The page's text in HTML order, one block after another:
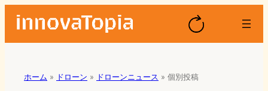
ホーム » ドローン » ドローンニュース » 個別投稿